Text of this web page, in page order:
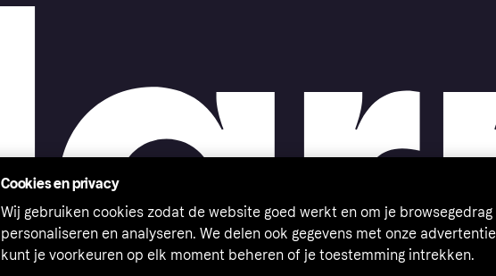
Cookies en privacy
Wij gebruiken cookies zodat de website goed werkt en om je browsegedrag
personaliseren en analyseren. We delen ook gegevens met onze
kunt je voorkeuren op elk moment beheren of je toestemming intrekken.